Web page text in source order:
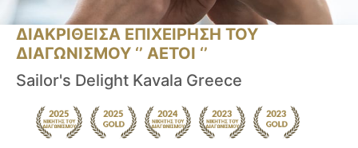
ΔΙΑΚΡΙΘΕΙΣΑ ΕΠΙΧΕΙΡΗΣΗ ΤΟΥ
ΔΙΑΓΩΝΙΣΜΟΥ ‘’ ΑΕΤΟΙ ‘’
Sailor's Delight Kavala Greece